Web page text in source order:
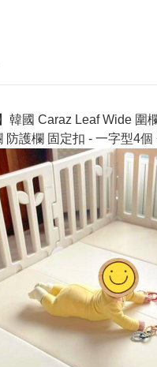
韓國 Caraz Leaf Wide 圍
防護欄 固定扣 - 一字型4個